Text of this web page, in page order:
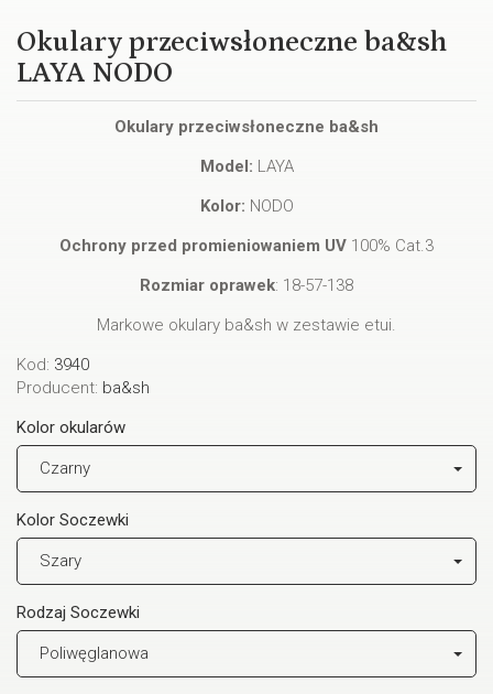
Okulary przeciwsłoneczne ba&sh
LAYA NODO
Okulary przeciwsłoneczne ba&sh
Model: LAYA
Kolor: NODO
Ochrony przed promieniowaniem UV 100% Cat.3
Rozmiar oprawek: 18-57-138
Markowe okulary ba&sh w zestawie etui.
Kod: 3940
Producent: ba&sh
Kolor okularów
Czarny
Kolor Soczewki
Szary
Rodzaj Soczewki
Poliwęglanowa